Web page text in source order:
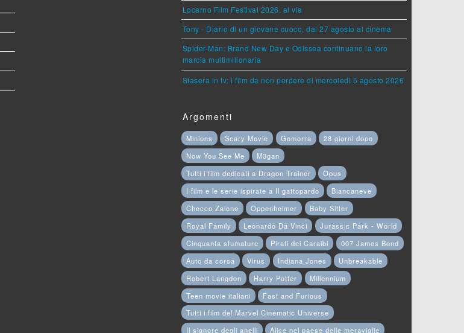
Locarno Film Festival 2026, al via
Tony - Diario di un giovane cuoco, dal 27 agosto al cinema
Spider-Man: Brand New Day e Odissea continuano la loro
marcia multimilionaria
Stasera in tv: i film da non perdere di mercoledì 5 agosto 2026
Argomenti
Minions Scary Movie Gomorra
28 giorni dopo
Now You See Me
M3gan
Tutti i film dedicati a Dragon Trainer
Opus
I film e le serie ispirate a Il gattopardo
Biancaneve
Checco Zalone
Oppenheimer
Baby Sitter
Royal Family
Leonardo Da Vinci
Jurassic Park - World
Cinquanta sfumature
Pirati dei Caraibi
007 James Bond
Auto da corsa
Virus Indiana Jones
Unbreakable
Robert Langdon
Harry Potter
Millennium
Teen movie italiani
Fast and Furious
Tutti i film del Marvel Cinematic Universe
Il signore degli anelli
Alice nel paese delle meraviglie